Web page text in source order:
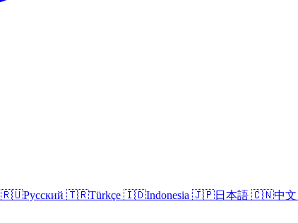
🇷🇺Русский 🇹🇷Türkçe 🇮🇩Indonesia 🇯🇵日本語 🇨🇳中文